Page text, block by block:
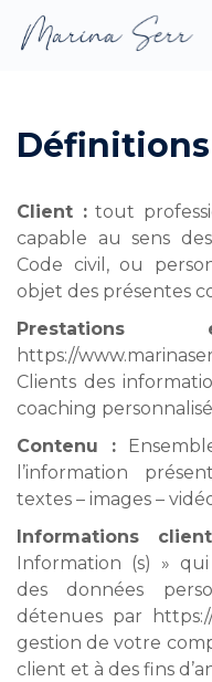
Définitions
Client :tout
capable au sens
Code civil, ou
objet des présentes
https://
Clients des
coaching
Contenu :
l’information
textes – images –
Informations
Information (s) »
des données
détenues par
gestion de votre
client et à des fins